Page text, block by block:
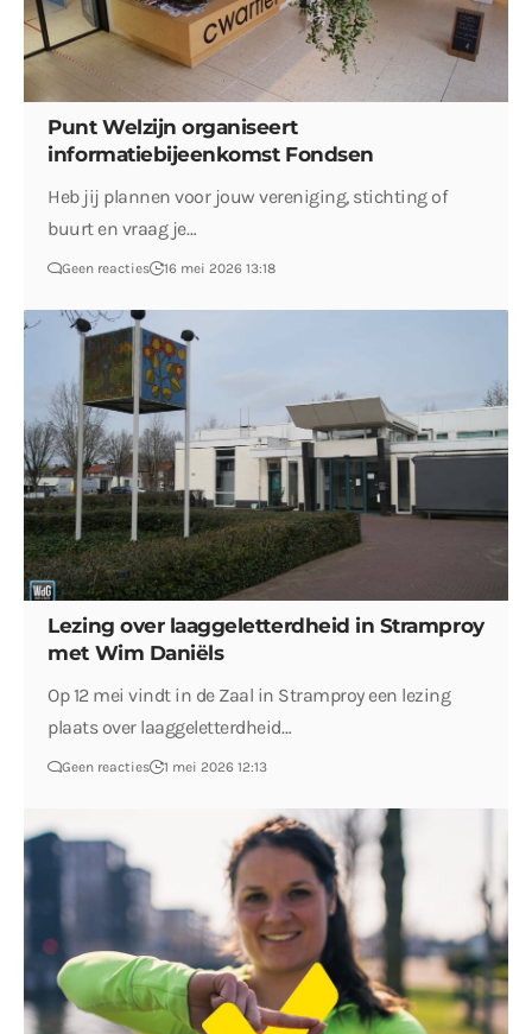
Punt Welzijn organiseert
informatiebijeenkomst Fondsen
Heb jij plannen voor jouw vereniging, stichting of
buurt en vraag je…
Geen reacties 16 mei 2026 13:18
Lezing over laaggeletterdheid in Stramproy
met Wim Daniëls
Op 12 mei vindt in de Zaal in Stramproy een lezing
plaats over laaggeletterdheid…
Geen reacties 1 mei 2026 12:13